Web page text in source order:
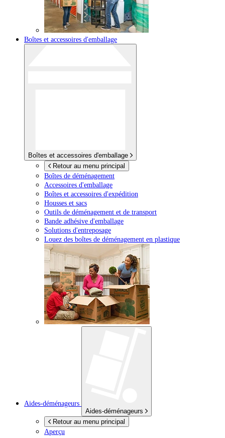
Boîtes et accessoires d'emballage
Boîtes et accessoires d'emballage
Retour au menu principal
Boîtes de déménagement
Accessoires d'emballage
Boîtes et accessoires d'expédition
Housses et sacs
Outils de déménagement et de transport
Bande adhésive d'emballage
Solutions d'entreposage
Louez des boîtes de déménagement en plastique
Aides-déménageurs
Aides-déménageurs
Retour au menu principal
Aperçu